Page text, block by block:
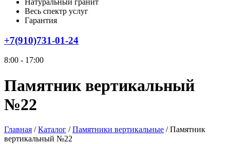
Весь спектр услуг
Гарантия
+7(910)731-01-24
8:00 - 17:00
Памятник вертикальный
№22
Главная /Каталог /Памятники вертикальные /Памятник
вертикальный №22